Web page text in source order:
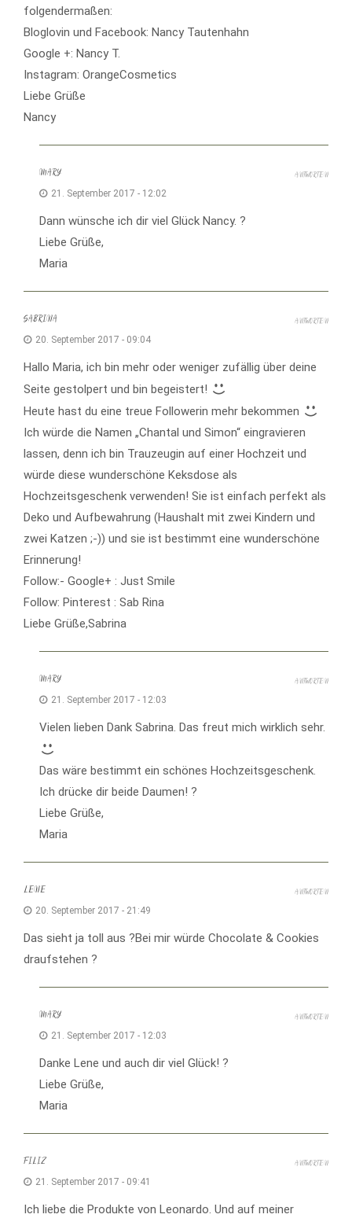
folgendermaßen:
Bloglovin und Facebook: Nancy Tautenhahn
Google +: Nancy T.
Instagram: OrangeCosmetics
Liebe Grüße
Nancy
MARY
21. September 2017 - 12:02
Dann wünsche ich dir viel Glück Nancy. ?
Liebe Grüße,
Maria
ANTWORTEN
SABRINA
20. September 2017 - 09:04
Hallo Maria, ich bin mehr oder weniger zufällig über deine
Seite gestolpert und bin begeistert!
Heute hast du eine treue Followerin mehr bekommen
Ich würde die Namen „Chantal und Simon“ eingravieren
lassen, denn ich bin Trauzeugin auf einer Hochzeit und
würde diese wunderschöne Keksdose als
Hochzeitsgeschenk verwenden! Sie ist einfach perfekt als
Deko und Aufbewahrung (Haushalt mit zwei Kindern und
zwei Katzen ;-)) und sie ist bestimmt eine wunderschöne
Erinnerung!
Follow:- Google+ : Just Smile
Follow: Pinterest : Sab Rina
Liebe Grüße,Sabrina
ANTWORTEN
MARY
21. September 2017 - 12:03
Vielen lieben Dank Sabrina. Das freut mich wirklich sehr.
Das wäre bestimmt ein schönes Hochzeitsgeschenk.
Ich drücke dir beide Daumen! ?
Liebe Grüße,
Maria
ANTWORTEN
LENE
20. September 2017 - 21:49
Das sieht ja toll aus ?Bei mir würde Chocolate & Cookies
draufstehen ?
ANTWORTEN
MARY
21. September 2017 - 12:03
Danke Lene und auch dir viel Glück! ?
Liebe Grüße,
Maria
ANTWORTEN
FILIZ
21. September 2017 - 09:41
Ich liebe die Produkte von Leonardo. Und auf meiner
ANTWORTEN